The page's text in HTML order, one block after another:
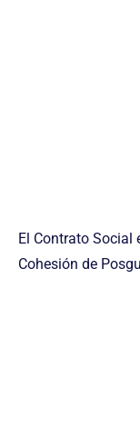
El Contrato Social
Cohesión de